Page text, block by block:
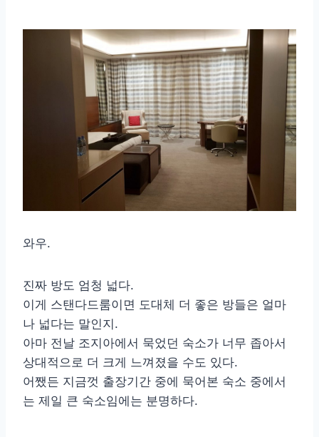
와우.
진짜 방도 엄청 넓다.
이게 스탠다드룸이면 도대체 더 좋은 방들은 얼마
나 넓다는 말인지.
아마 전날 조지아에서 묵었던 숙소가 너무 좁아서
상대적으로 더 크게 느껴졌을 수도 있다.
어쨌든 지금껏 출장기간 중에 묵어본 숙소 중에서
는 제일 큰 숙소임에는 분명하다.